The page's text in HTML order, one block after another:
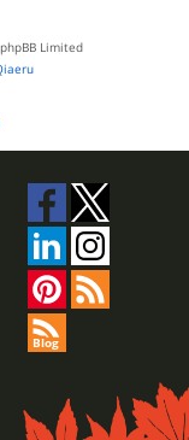
Limited